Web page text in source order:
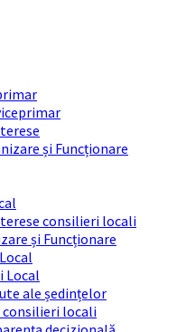
și Funcționare
consilieri locali
și Funcționare
Local
ale ședințelor
locali